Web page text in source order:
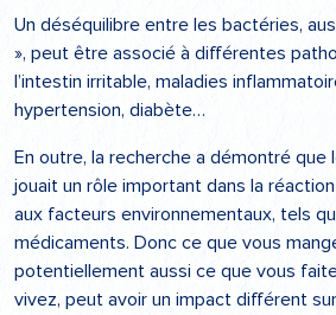
Un déséquilibre entre les bactéries,
», peut être associé à différentes
l’intestin irritable, maladies
hypertension, diabète…
En outre, la recherche a démontré
jouait un rôle important dans la
aux facteurs environnementaux, tels
médicaments. Donc ce que vous
potentiellement aussi ce que vous
vivez, peut avoir un impact différent